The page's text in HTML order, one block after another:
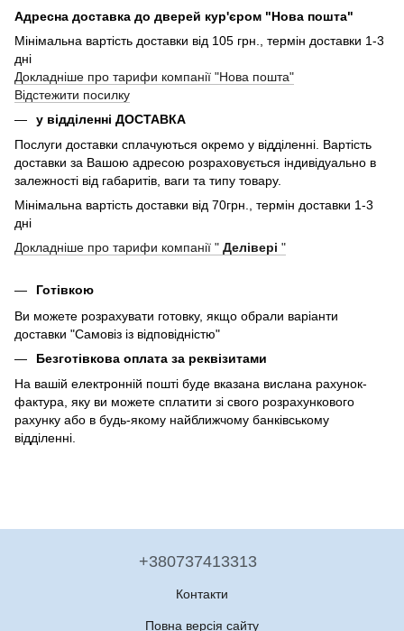
Адресна доставка до дверей кур'єром "Нова пошта"
Мінімальна вартість доставки від 105 грн., термін доставки 1-3
дні
Докладніше про тарифи компанії "Нова пошта"
Відстежити посилку
у відділенні ДОСТАВКА
Послуги доставки сплачуються окремо у відділенні. Вартість
доставки за Вашою адресою розраховується індивідуально в
залежності від габаритів, ваги та типу товару.
Мінімальна вартість доставки від 70грн., термін доставки 1-3
дні
Докладніше про тарифи компанії " Делівері "
Готівкою
Ви можете розрахувати готовку, якщо обрали варіанти
доставки "Самовіз із відповідністю"
Безготівкова оплата за реквізитами
На вашій електронній пошті буде вказана вислана рахунок-
фактура, яку ви можете сплатити зі свого розрахункового
рахунку або в будь-якому найближчому банківському
відділенні.
+380737413313
Контакти
Повна версія сайту